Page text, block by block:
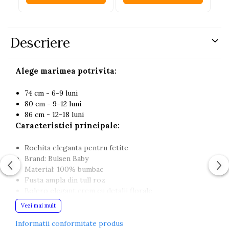
Descriere
Alege marimea potrivita:
74 cm - 6-9 luni
80 cm - 9-12 luni
86 cm - 12-18 luni
Caracteristici principale:
Rochita eleganta pentru fetite
Brand: Bulsen Baby
Material: 100% bumbac
Fusta ampla din tull roz
Floare decorativa aplicata in talie
Potrivita pentru botez, aniversari, petreceri si
sedinte foto
Vezi mai mult
Informatii conformitate produs